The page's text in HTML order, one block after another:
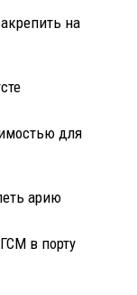
на
для
арию
в порту